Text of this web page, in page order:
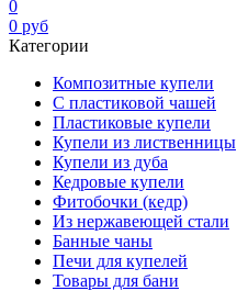
0
0 руб
Категории
Композитные купели
С пластиковой чашей
Пластиковые купели
Купели из лиственницы
Купели из дуба
Кедровые купели
Фитобочки (кедр)
Из нержавеющей стали
Банные чаны
Печи для купелей
Товары для бани